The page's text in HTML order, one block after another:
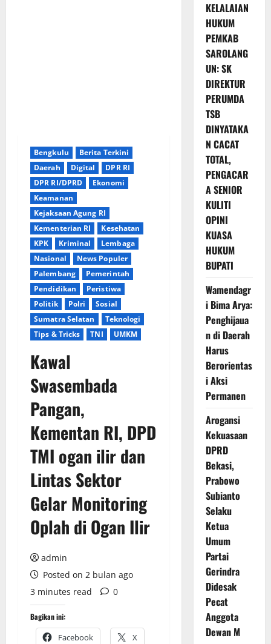
Bengkulu
Berita Terkini
Daerah
Digital
DPR RI
DPR RI/DPRD
Ekonomi
Keamanan
Kejaksaan Agung RI
Kementerian RI
Kesehatan
KPK
Kriminal
Lembaga
Nasional
News Populer
Palembang
Pemerintah
Pendidikan
Peristiwa
Politik
Polri
Sosial
Sumatra Selatan
Teknologi
Tips & Tricks
TNI UMKM
Kawal
Swasembada
Pangan,
Kementan RI, DPD
TMI ogan ilir dan
Lintas Sektor
Gelar Monitoring
Oplah di Ogan Ilir
admin
Posted on 2 bulan ago
3 minutes read
0
Bagikan ini:
Facebook X
KELALAIAN
HUKUM
PEMKAB
SAROLANG
UN: SK
DIREKTUR
PERUMDA
TSB
DINYATAKA
N CACAT
TOTAL,
PENGACAR
A SENIOR
KULITI
OPINI
KUASA
HUKUM
BUPATI
Wamendagr
i Bima Arya:
Penghijaua
n di Daerah
Harus
Berorientas
i Aksi
Permanen
Arogansi
Kekuasaan
DPRD
Bekasi,
Prabowo
Subianto
Selaku
Ketua
Umum
Partai
Gerindra
Didesak
Pecat
Anggota
Dewan M